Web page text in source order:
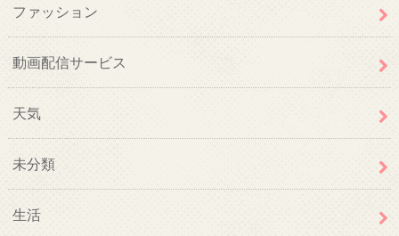
ファッション
動画配信サービス
天気
未分類
生活